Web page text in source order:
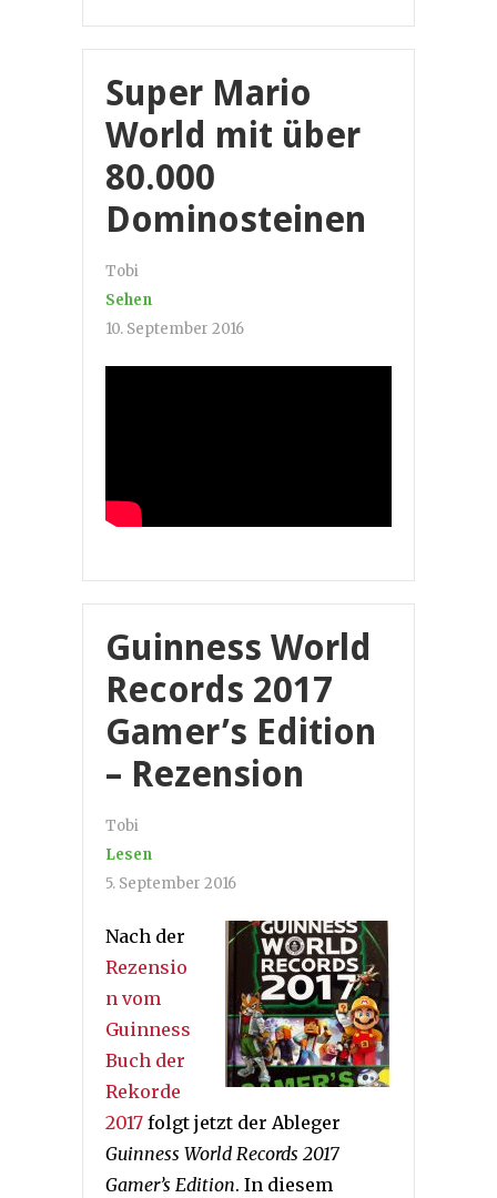
Super Mario
World mit über
80.000
Dominosteinen
Tobi
Sehen
10. September 2016
Guinness World
Records 2017
Gamer’s Edition
– Rezension
Tobi
Lesen
5. September 2016
Nach der
Rezensio
n vom
Guinness
Buch der
Rekorde
2017 folgt jetzt der Ableger
Guinness World Records 2017
Gamer’s Edition. In diesem